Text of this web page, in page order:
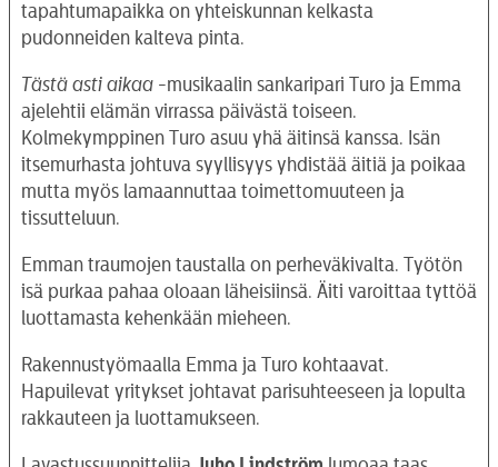
tapahtumapaikka on yhteiskunnan kelkasta
pudonneiden kalteva pinta.
Tästä asti aikaa -musikaalin sankaripari Turo ja Emma
ajelehtii elämän virrassa päivästä toiseen.
Kolmekymppinen Turo asuu yhä äitinsä kanssa. Isän
itsemurhasta johtuva syyllisyys yhdistää äitiä ja poikaa
mutta myös lamaannuttaa toimettomuuteen ja
tissutteluun.
Emman traumojen taustalla on perheväkivalta. Työtön
isä purkaa pahaa oloaan läheisiinsä. Äiti varoittaa tyttöä
luottamasta kehenkään mieheen.
Rakennustyömaalla Emma ja Turo kohtaavat.
Hapuilevat yritykset johtavat parisuhteeseen ja lopulta
rakkauteen ja luottamukseen.